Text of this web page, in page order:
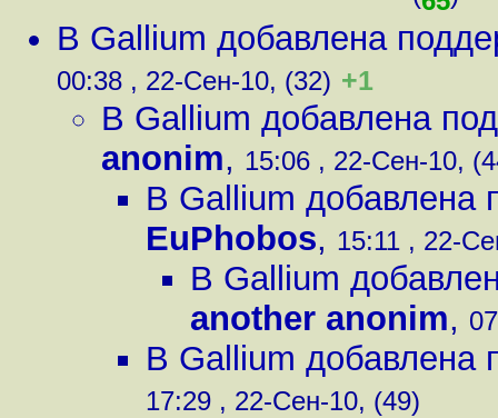
В Gallium добавлена
00:38 , 22-Сен-10, (32) +1
В Gallium добавлена
anonim, 15:06 , 22-Сен-10,
В Gallium добавлена
EuPhobos, 15:11 , 22-
В Gallium
another anonim,
В Gallium добавлена
17:29 , 22-Сен-10, (49)